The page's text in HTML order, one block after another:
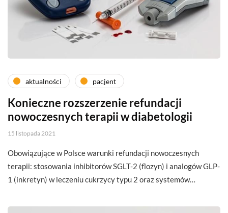
aktualności pacjent
Konieczne rozszerzenie refundacji
nowoczesnych terapii w diabetologii
15 listopada 2021
Obowiązujące w Polsce warunki refundacji nowoczesnych
terapii: stosowania inhibitorów SGLT-2 (flozyn) i analogów GLP-
1 (inkretyn) w leczeniu cukrzycy typu 2 oraz systemów…